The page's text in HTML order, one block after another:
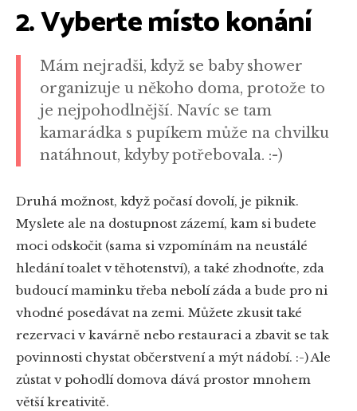
2. Vyberte místo konání
Mám nejradši, když se baby shower
organizuje u někoho doma, protože to
je nejpohodlnější. Navíc se tam
kamarádka s pupíkem může na chvilku
natáhnout, kdyby potřebovala. :-)
Druhá možnost, když počasí dovolí, je piknik.
Myslete ale na dostupnost zázemí, kam si budete
moci odskočit (sama si vzpomínám na neustálé
hledání toalet v těhotenství), a také zhodnoťte, zda
budoucí maminku třeba nebolí záda a bude pro ni
vhodné posedávat na zemi. Můžete zkusit také
rezervaci v kavárně nebo restauraci a zbavit se tak
povinnosti chystat občerstvení a mýt nádobí. :-) Ale
zůstat v pohodlí domova dává prostor mnohem
větší kreativitě.